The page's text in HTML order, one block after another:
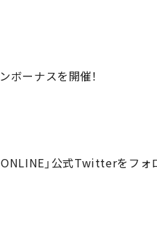
ボーナスを開催！
ONLINE」公式Twitterをフ